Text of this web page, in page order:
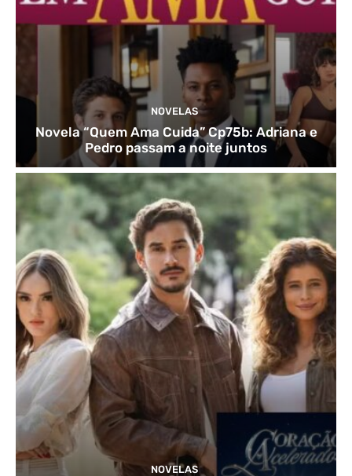
NOVELAS
Novela “Quem Ama Cuida” Cp75b: Adriana e
Pedro passam a noite juntos
NOVELAS